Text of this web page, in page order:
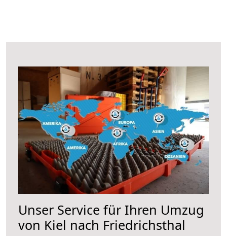
Unser Service für Ihren Umzug
von Kiel nach Friedrichsthal